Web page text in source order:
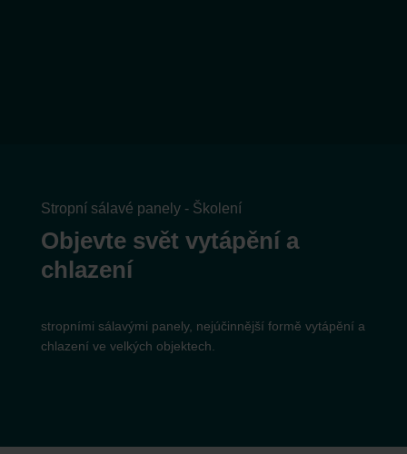
Stropní sálavé panely - Školení
Objevte svět vytápění a
chlazení
stropními sálavými panely, nejúčinnější formě vytápění a
chlazení ve velkých objektech.